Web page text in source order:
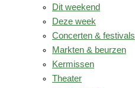
Dit weekend
Deze week
Concerten & festivals
Markten & beurzen
Kermissen
Theater